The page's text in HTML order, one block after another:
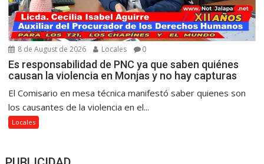
8 de August de 2026 Locales 0
Es responsabilidad de PNC ya que saben quiénes
causan la violencia en Monjas y no hay capturas
El Comisario en mesa técnica manifestó saber quienes son
los causantes de la violencia en el...
Locales